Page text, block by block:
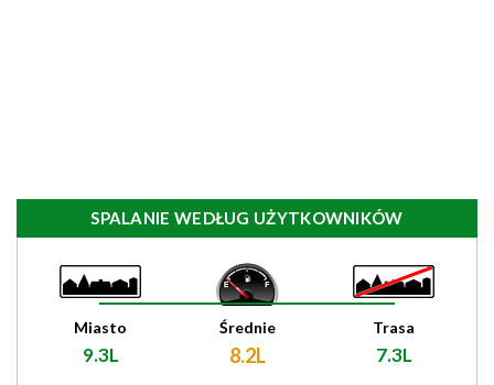
SPALANIE WEDŁUG UŻYTKOWNIKÓW
Miasto
9.3L
Średnie
8.2L
Trasa
7.3L